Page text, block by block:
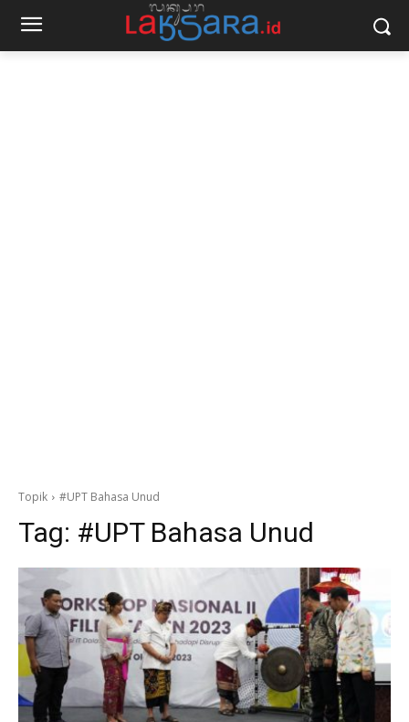
Topik #UPT Bahasa Unud
Tag: #UPT Bahasa Unud